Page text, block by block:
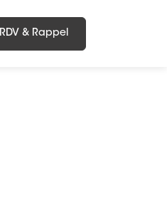
RDV & Rappel